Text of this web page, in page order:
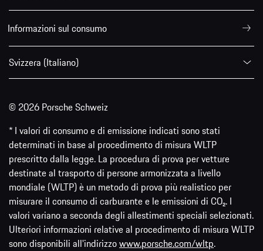
Informazioni sul consumo
Svizzera (Italiano)
© 2026 Porsche Schweiz
* I valori di consumo e di emissione indicati sono stati
determinati in base al procedimento di misura WLTP
prescritto dalla legge. La procedura di prova per vetture
destinate al trasporto di persone armonizzata a livello
mondiale (WLTP) è un metodo di prova più realistico per
misurare il consumo di carburante e le emissioni di CO₂. I
valori variano a seconda degli allestimenti speciali selezionati.
Ulteriori informazioni relative al procedimento di misura WLTP
sono disponibili all'indirizzowww.porsche.com/wltp.